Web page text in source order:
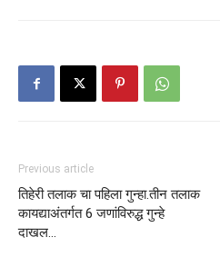
Previous article
तिहेरी तलाक चा पहिला गुन्हा.तीन तलाक
कायद्याअंतर्गत 6 जणांविरुद्ध गुन्हे
दाखल…